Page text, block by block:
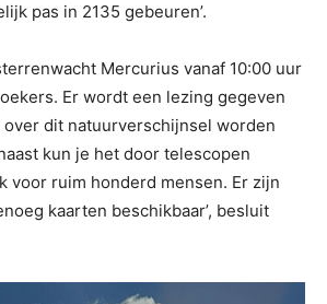
pas in 2135 gebeuren’.
Mercurius vanaf 10:00 uur
Er wordt een lezing gegeven
over dit natuurverschijnsel worden
kun je het door telescopen
voor ruim honderd mensen. Er zijn
kaarten beschikbaar’, besluit